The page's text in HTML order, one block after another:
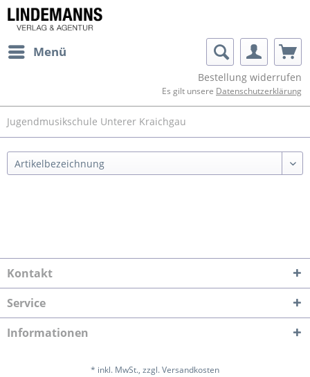
Menü
Bestellung widerrufen
Es gilt unsere Datenschutzerklärung
Jugendmusikschule Unterer Kraichgau
Kontakt
Service
Informationen
* inkl. MwSt., zzgl. Versandkosten